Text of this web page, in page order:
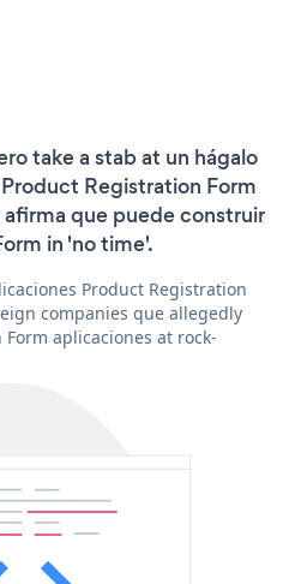
take a stab at un hágalo
Registration Form
que puede construir
in 'no time'.
Product Registration
companies que allegedly
aplicaciones at rock-